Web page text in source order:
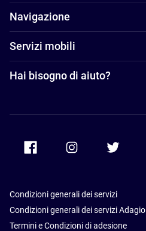
Navigazione
Servizi mobili
Hai bisogno di aiuto?
Condizioni generali dei servizi
Condizioni generali dei servizi Adagio
Termini e Condizioni di adesione